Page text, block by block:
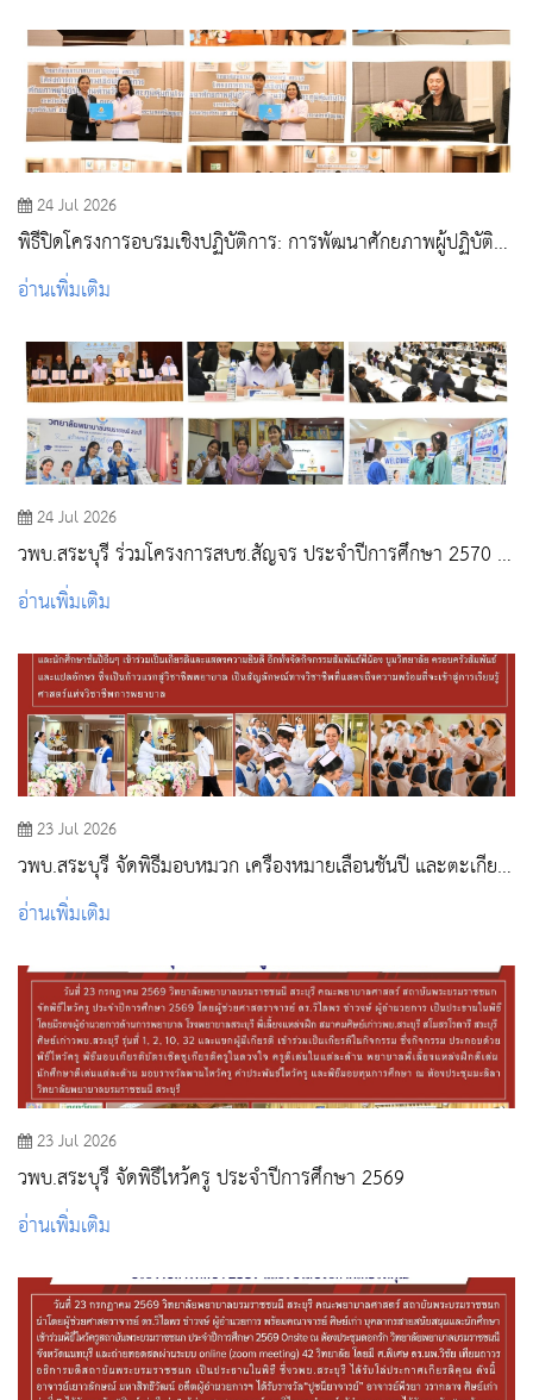
24 Jul 2026
พิธีปิดโครงการอบรมเชิงปฏิบัติการ: การพัฒนาศักยภาพผู้ปฏิบัติ
งานด้านวัคซีนและภูมิคุ้มกันโรค
อ่านเพิ่มเติม
24 Jul 2026
วพบ.สระบุรี ร่วมโครงการสบช.สัญจร ประจำปีการศึกษา 2570 ณ
วพบ.พระพุทธบาท
อ่านเพิ่มเติม
23 Jul 2026
วพบ.สระบุรี จัดพิธีมอบหมวก เครื่องหมายเลื่อนชั้นปี และตะเกียง
ประจำปีการศึกษา 2569
อ่านเพิ่มเติม
23 Jul 2026
วพบ.สระบุรี จัดพิธีไหว้ครู ประจำปีการศึกษา 2569
อ่านเพิ่มเติม